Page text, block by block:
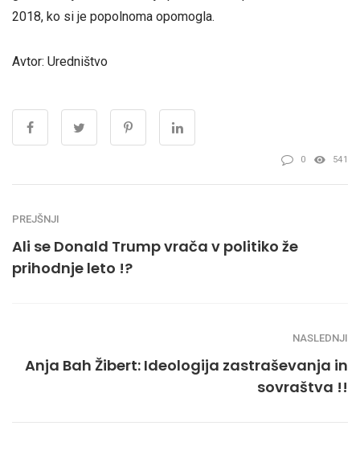
2018, ko si je popolnoma opomogla.
Avtor: Uredništvo
0 541
PREJŠNJI
Ali se Donald Trump vrača v politiko že
prihodnje leto !?
NASLEDNJI
Anja Bah Žibert: Ideologija zastraševanja in
sovraštva !!